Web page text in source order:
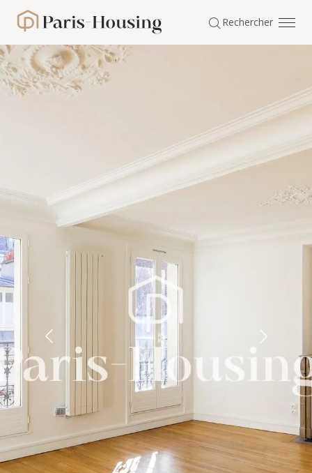
Paris-Housing - Accueil Rechercher
Panneau de gestion des cookies